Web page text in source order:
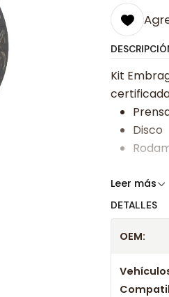
Kit
Disco
Somos
Leer más
DETALLES
OEM: